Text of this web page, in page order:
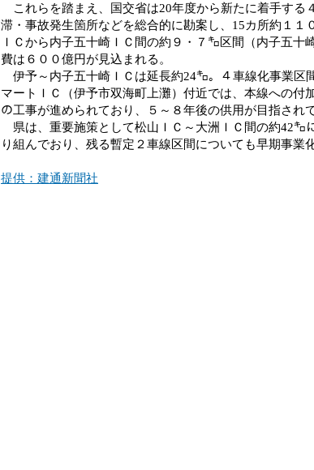
これらを踏まえ、国交省は20年度から新たに着手する
滞・事故発生箇所などを総合的に勘案し、15カ所約１１
ＩＣから内子五十崎ＩＣ間の約９・７㌔区間（内子五
費は６００億円が見込まれる。
伊予～内子五十崎ＩＣは延長約24㌔。４車線化事業区
マートＩＣ（伊予市双海町上灘）付近では、本線への付
の工事が進められており、５～８年後の供用が目指されて
県は、重要施策として松山ＩＣ～大洲ＩＣ間の約42㌔
り組んでおり、残る暫定２車線区間についても早期事業
提供：建通新聞社